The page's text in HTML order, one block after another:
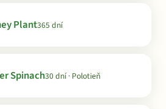
Plant365 dní
Spinach30 dní · Polotieň